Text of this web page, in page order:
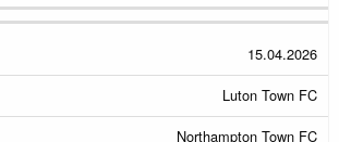
15.04.2026
Luton Town FC
Northampton Town FC